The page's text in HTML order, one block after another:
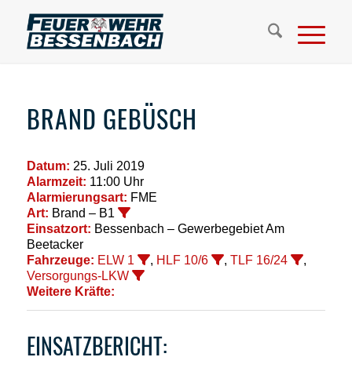
BRAND GEBÜSCH
Datum: 25. Juli 2019
Alarmzeit: 11:00 Uhr
Alarmierungsart: FME
Art: Brand – B1
Einsatzort: Bessenbach – Gewerbegebiet Am
Beetacker
Fahrzeuge: ELW 1 , HLF 10/6 , TLF 16/24
,
Versorgungs-LKW
Weitere Kräfte:
EINSATZBERICHT: